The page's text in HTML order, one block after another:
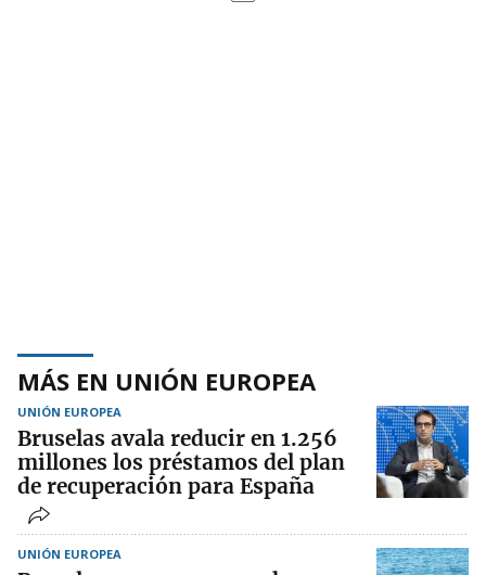
MÁS EN UNIÓN EUROPEA
UNIÓN EUROPEA
Bruselas avala reducir en 1.256
millones los préstamos del plan
de recuperación para España
UNIÓN EUROPEA